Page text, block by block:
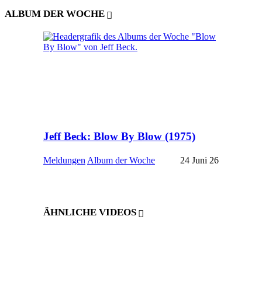
ALBUM DER WOCHE
Jeff Beck: Blow By Blow (1975)
Meldungen Album der Woche 24 Juni 26
ÄHNLICHE VIDEOS